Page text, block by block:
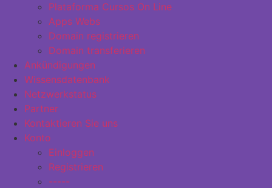
Plataforma Cursos On Line
Apps Webs
Domain registrieren
Domain transferieren
Ankündigungen
Wissensdatenbank
Netzwerkstatus
Partner
Kontaktieren Sie uns
Konto
Einloggen
Registrieren
-----